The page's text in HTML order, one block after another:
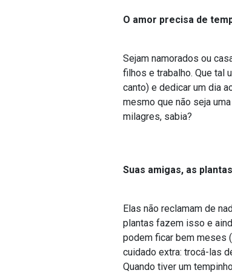
O amor precisa de
Sejam namorados ou
filhos e trabalho. Que tal
canto) e dedicar um dia
mesmo que não seja
milagres, sabia?
Suas amigas, as plantas
Elas não reclamam de
plantas fazem isso e
podem ficar bem meses
cuidado extra: trocá-las
Quando tiver um